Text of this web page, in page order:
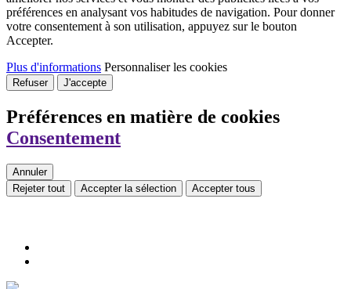
préférences en analysant vos habitudes de navigation. Pour donner
votre consentement à son utilisation, appuyez sur le bouton
Accepter.
Plus d'informations Personnaliser les cookies
Refuser J'accepte
Préférences en matière de cookies
Consentement
Annuler
Rejeter tout
Accepter la sélection Accepter tous